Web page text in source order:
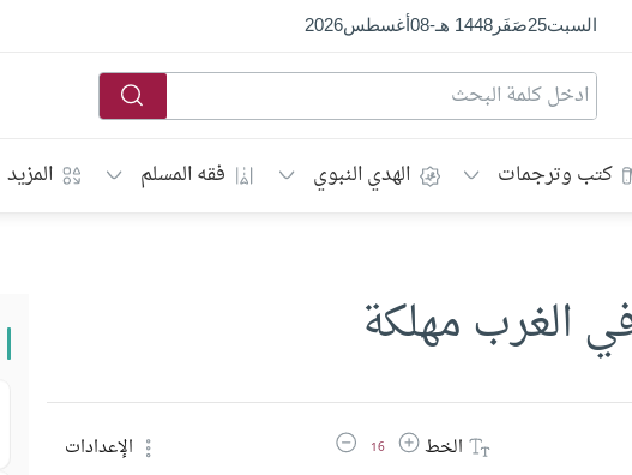
السبت25صَفَر1448 هـ -
08أغسطس2026
كتب وترجمات الهدي النبوي فقه المسلم المزيد
الغرب مهلكة
الخطزيادة حجم الخط
16 تقليل حجم الخط الإعدادات